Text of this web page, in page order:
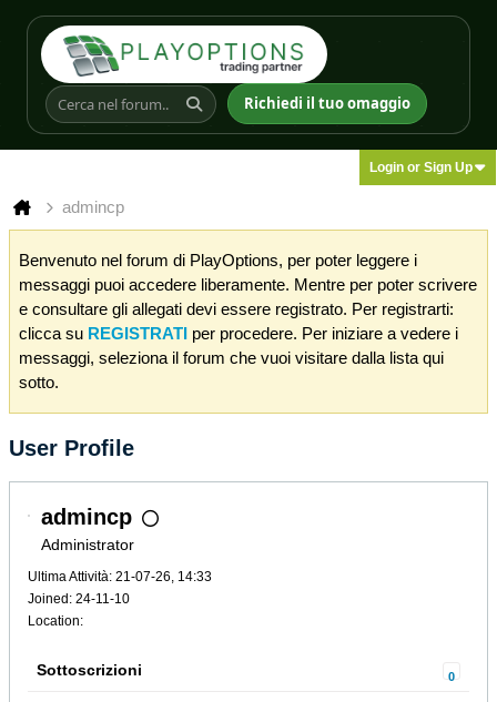
Richiedi il tuo omaggio
Login or Sign Up
admincp
Benvenuto nel forum di PlayOptions, per poter leggere i
messaggi puoi accedere liberamente. Mentre per poter scrivere
e consultare gli allegati devi essere registrato. Per registrarti:
clicca su REGISTRATI per procedere. Per iniziare a vedere i
messaggi, seleziona il forum che vuoi visitare dalla lista qui
sotto.
User Profile
admincp
Administrator
Ultima Attività: 21-07-26, 14:33
Joined: 24-11-10
Location:
Sottoscrizioni 0